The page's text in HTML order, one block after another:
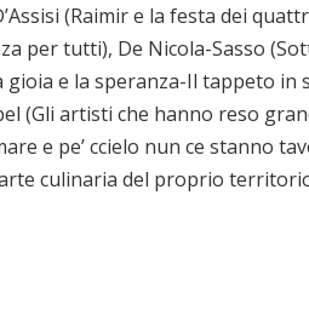
(Raimir e la festa dei
per tutti), De Nicola-Sasso
gioia e la speranza-Il tappeto in
(Gli artisti che hanno reso
e pe’ ccielo nun ce stanno
culinaria del proprio